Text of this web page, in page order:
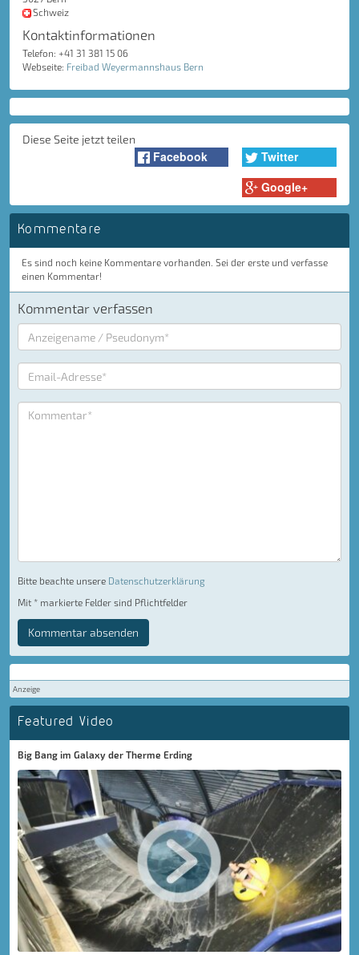
Schweiz
Kontaktinformationen
Telefon: +41 31 381 15 06
Webseite: Freibad Weyermannshaus Bern
Diese Seite jetzt teilen
Facebook
Twitter
Google+
Kommentare
Es sind noch keine Kommentare vorhanden. Sei der erste und verfasse
einen Kommentar!
Kommentar verfassen
Bitte beachte unsere Datenschutzerklärung
Mit * markierte Felder sind Pflichtfelder
Kommentar absenden
Anzeige
Featured Video
Big Bang im Galaxy der Therme Erding